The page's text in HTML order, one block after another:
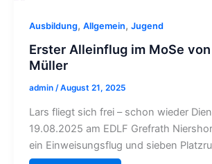
Ausbildung, Allgemein, Jugend
Erster Alleinflug im MoSe
Müller
admin /August 21, 2025
Lars fliegt sich frei – schon wieder
19.08.2025 am EDLF Grefrath
ein Einweisungsflug und sieben